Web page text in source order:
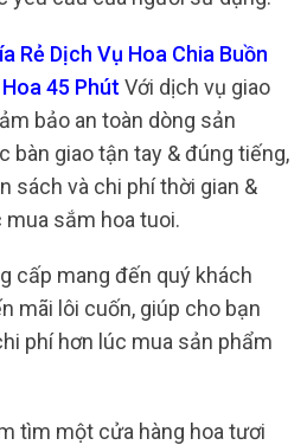
Rẻ Dịch Vụ Hoa Chia Buồn
45 Phút Với dịch vụ giao
bảo an toàn dòng sản
bàn giao tận tay & đúng tiếng,
sách và chi phí thời gian &
sắm hoa tuoi.
cấp mang đến quý khách
mãi lôi cuốn, giúp cho bạn
phí hơn lúc mua sản phẩm
tìm một cửa hàng hoa tươi